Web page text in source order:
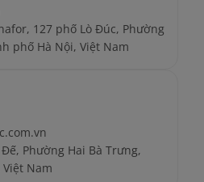
127 phố Lò Đúc, Phường
phố Hà Nội, Việt Nam
Phường Hai Bà Trưng,
Nam